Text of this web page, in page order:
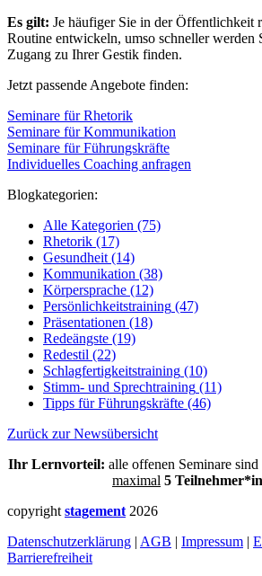
Es gilt: Je häufiger Sie in der Öffentlichkeit
Routine entwickeln, umso schneller werden
Zugang zu Ihrer Gestik finden.
Jetzt passende Angebote finden:
Seminare für Rhetorik
Seminare für Kommunikation
Seminare für Führungskräfte
Individuelles Coaching anfragen
Blogkategorien:
Alle Kategorien (75)
Rhetorik (17)
Gesundheit (14)
Kommunikation (38)
Körpersprache (12)
Persönlichkeitstraining (47)
Präsentationen (18)
Redeängste (19)
Redestil (22)
Schlagfertigkeitstraining (10)
Stimm- und Sprechtraining (11)
Tipps für Führungskräfte (46)
Zurück zur Newsübersicht
Ihr Lernvorteil: alle offenen Seminare sind
maximal 5
copyright stagement 2026
Datenschutzerklärung | AGB | Impressum |
Barrierefreiheit